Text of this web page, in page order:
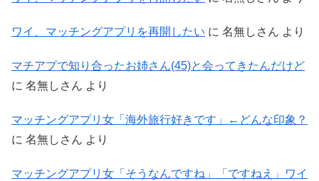
ワイ、マッチングアプリを再開したい に 名無しさん より
マチアプで知り合ったお姉さん(45)と会ってきたんだけど
に 名無しさん より
マッチングアプリ女「海外旅行好きです」←どんな印象？
に 名無しさん より
マッチングアプリ女「そうなんですね」「ですねえ」ワイ